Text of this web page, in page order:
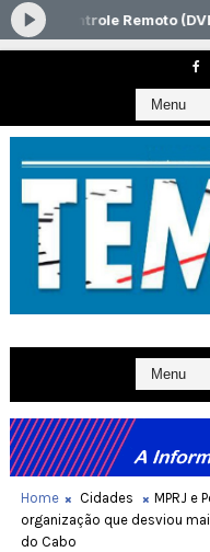
Home Cidades
MPRJ e
organização que desviou
do Cabo